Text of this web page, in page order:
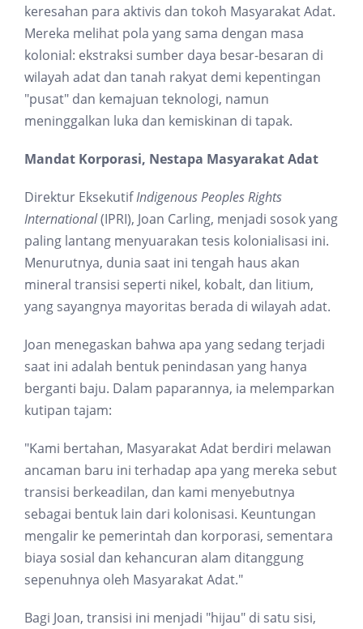
keresahan para aktivis dan tokoh Masyarakat Adat.
Mereka melihat pola yang sama dengan masa
kolonial: ekstraksi sumber daya besar-besaran di
wilayah adat dan tanah rakyat demi kepentingan
"pusat" dan kemajuan teknologi, namun
meninggalkan luka dan kemiskinan di tapak.
Mandat Korporasi, Nestapa Masyarakat Adat
Direktur EksekutifIndigenous Peoples Rights
International(IPRI), Joan Carling, menjadi sosok yang
paling lantang menyuarakan tesis kolonialisasi ini.
Menurutnya, dunia saat ini tengah haus akan
mineral transisi seperti nikel, kobalt, dan litium,
yang sayangnya mayoritas berada di wilayah adat.
Joan menegaskan bahwa apa yang sedang terjadi
saat ini adalah bentuk penindasan yang hanya
berganti baju. Dalam paparannya, ia melemparkan
kutipan tajam:
"Kami bertahan, Masyarakat Adat berdiri melawan
ancaman baru ini terhadap apa yang mereka sebut
transisi berkeadilan, dan kami menyebutnya
sebagai bentuk lain dari kolonisasi. Keuntungan
mengalir ke pemerintah dan korporasi, sementara
biaya sosial dan kehancuran alam ditanggung
sepenuhnya oleh Masyarakat Adat."
Bagi Joan, transisi ini menjadi "hijau" di satu sisi,